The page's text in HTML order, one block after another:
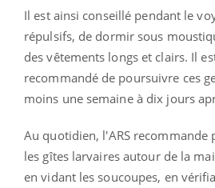
Il est ainsi conseillé pendant le
répulsifs, de dormir sous
des vêtements longs et clairs. Il
recommandé de poursuivre ces
moins une semaine à dix jours
Au quotidien, l'ARS
les gîtes larvaires autour de la
en vidant les soucoupes, en